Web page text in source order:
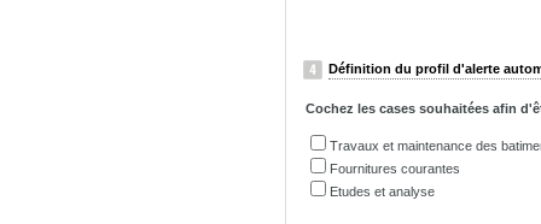
Définition du profil d'alerte
Cochez les cases souhaitées afin
Travaux et maintenance des
Fournitures courantes
Etudes et analyse